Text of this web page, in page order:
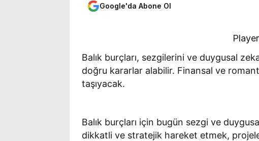
Google'da Abone Ol
Balık burçları, sezgilerini ve duygusal
doğru kararlar alabilir. Finansal ve
taşıyacak.
Balık burçları için bugün sezgi ve
dikkatli ve stratejik hareket etmek,